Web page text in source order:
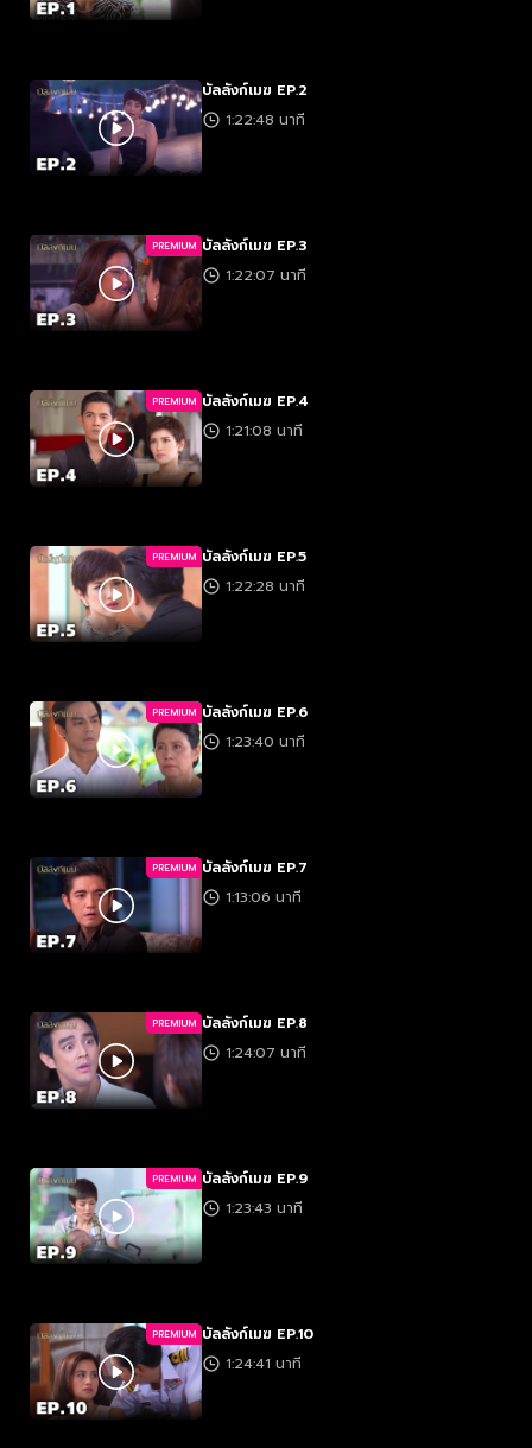
บัลลังก์เมฆ EP.2
1:22:48 นาที
PREMIUM บัลลังก์เมฆ EP.3
1:22:07 นาที
PREMIUM บัลลังก์เมฆ EP.4
1:21:08 นาที
PREMIUM บัลลังก์เมฆ EP.5
1:22:28 นาที
PREMIUM บัลลังก์เมฆ EP.6
1:23:40 นาที
PREMIUM บัลลังก์เมฆ EP.7
1:13:06 นาที
PREMIUM บัลลังก์เมฆ EP.8
1:24:07 นาที
PREMIUM บัลลังก์เมฆ EP.9
1:23:43 นาที
PREMIUM บัลลังก์เมฆ EP.10
1:24:41 นาที